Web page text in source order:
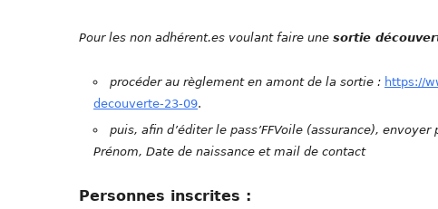
Pour les non adhérent.es voulant faire une sortie
procéder au règlement en amont de la sortie : https://
decouverte-23-09.
puis, afin d’éditer le pass’FFVoile (assurance), envoyer
Prénom, Date de naissance et mail de contact
Personnes inscrites :